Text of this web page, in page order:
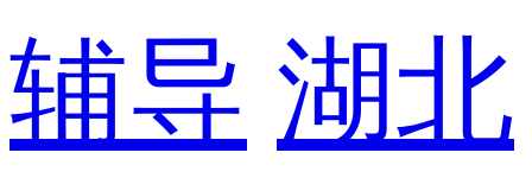
辅导 湖北